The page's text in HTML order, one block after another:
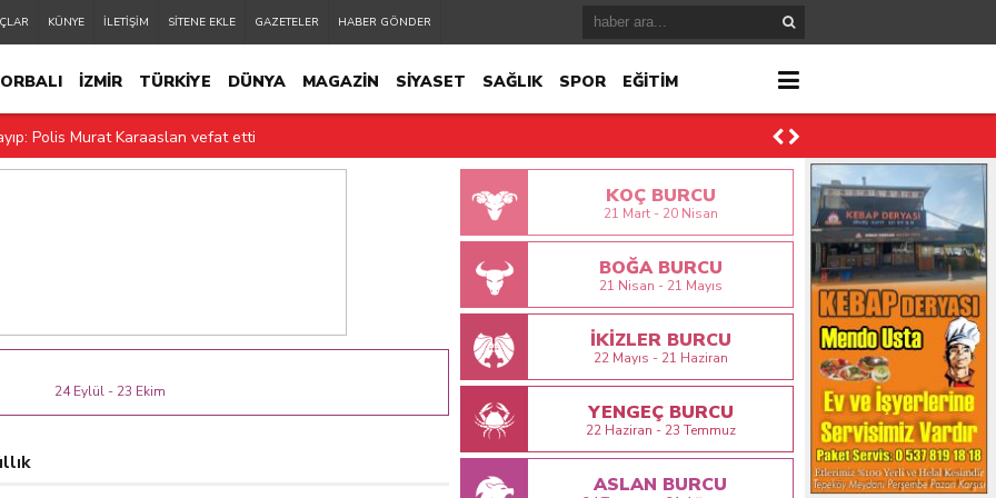
KÜNYE İLETİŞİM SİTENE EKLE GAZETELER HABER GÖNDER
İZMİR TÜRKİYE DÜNYA MAGAZİN SİYASET SAĞLIK SPOR EĞİTİM
Günaydın hayatını kaybetti
Polis Murat Karaaslan vefat etti
kayıp: Taha Burak Erdoğan vefat etti
18 tutuklama
videonun saatinden sır perdesi aralandı! Katil ailenin küçük oğlu çıktı
24 Eylül - 23 Ekim
KOÇ BURCU
21 Mart - 20 Nisan
BOĞA BURCU
21 Nisan - 21 Mayıs
İKİZLER BURCU
22 Mayıs - 21 Haziran
YENGEÇ BURCU
22 Haziran - 23 Temmuz
ASLAN BURCU